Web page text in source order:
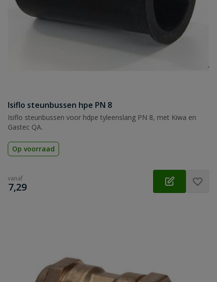
Isiflo steunbussen hpe PN 8
Isiflo steunbussen voor hdpe tyleenslang PN 8, met Kiwa en
Gastec QA.
Op voorraad
vanaf
€
7,29